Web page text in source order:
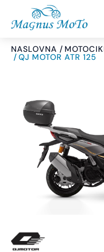
NASLOVNA
QJ MOTOR ATR 125